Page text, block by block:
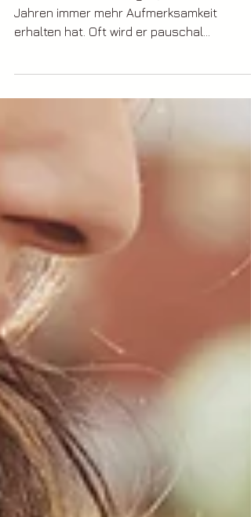
Narzissmus ist ein Begriff, der in den
Jahren immer mehr Aufmerksamkeit
verwendet, um...